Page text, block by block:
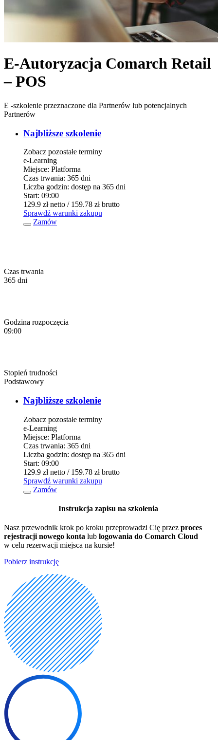
E-Autoryzacja Comarch Retail
– POS
E -szkolenie przeznaczone dla Partnerów lub potencjalnych
Partnerów
Najbliższe szkolenie
Zobacz pozostałe terminy
e-Learning
Miejsce: Platforma
Czas trwania: 365 dni
Liczba godzin: dostęp na 365 dni
Start: 09:00
129.9 złnetto / 159.78 złbrutto
Sprawdź warunki zakupu
Zamów
Czas trwania
365 dni
Godzina rozpoczęcia
09:00
Stopień trudności
Podstawowy
Najbliższe szkolenie
Zobacz pozostałe terminy
e-Learning
Miejsce: Platforma
Czas trwania: 365 dni
Liczba godzin: dostęp na 365 dni
Start: 09:00
129.9 złnetto / 159.78 złbrutto
Sprawdź warunki zakupu
Zamów
Instrukcja zapisu na szkolenia
Nasz przewodnik krok po kroku przeprowadzi Cię przez proces
rejestracji nowego konta lub logowania do Comarch Cloud
w celu rezerwacji miejsca na kursie!
Pobierz instrukcję